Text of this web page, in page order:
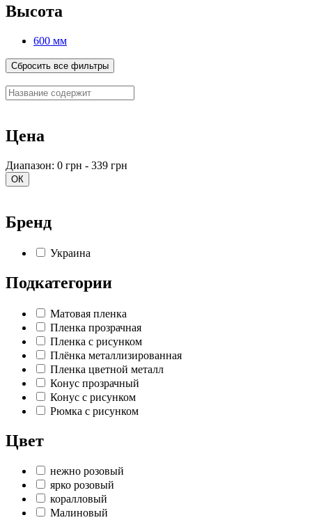
Высота
600 мм
Сбросить все фильтры
Цена
Диапазон: 0 грн - 339 грн
ОК
Бренд
Украина
Подкатегории
Матовая пленка
Пленка прозрачная
Пленка с рисунком
Плёнка металлизированная
Пленка цветной металл
Конус прозрачный
Конус с рисунком
Рюмка с рисунком
Цвет
нежно розовый
ярко розовый
коралловый
Малиновый